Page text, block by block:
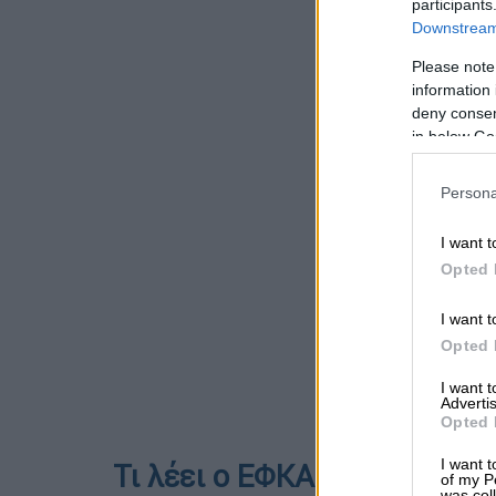
Please
information
deny
in below
I want
Opted
I want
Opted
I want
Opted
I want
of my
Τι λέει ο ΕΦΚΑ